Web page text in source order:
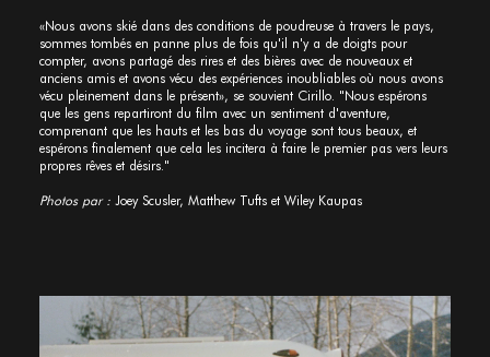
«Nous avons skié dans des conditions de poudreuse à travers le pays,
sommes tombés en panne plus de fois qu'il n'y a de doigts pour
compter, avons partagé des rires et des bières avec de nouveaux et
anciens amis et avons vécu des expériences inoubliables où nous avons
vécu pleinement dans le présent», se souvient Cirillo. "Nous espérons
que les gens repartiront du film avec un sentiment d'aventure,
comprenant que les hauts et les bas du voyage sont tous beaux, et
espérons finalement que cela les incitera à faire le premier pas vers leurs
propres rêves et désirs."
Photos par : Joey Scusler, Matthew Tufts et Wiley Kaupas